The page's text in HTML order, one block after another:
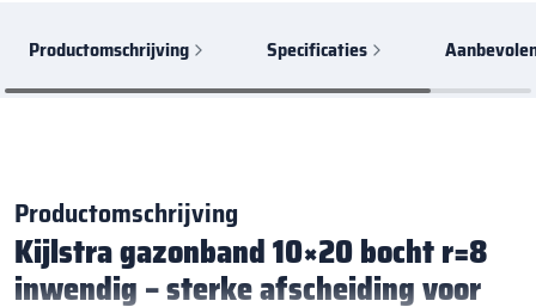
Productomschrijving Specificaties
Productomschrijving
Kijlstra gazonband 10×20 bocht r=8
inwendig – sterke afscheiding voor